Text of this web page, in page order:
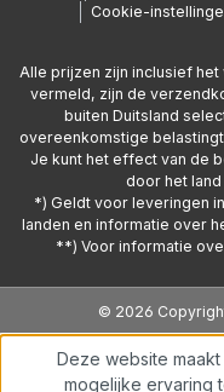
Cookie-
Alle prijzen zijn inclusief
vermeld, zijn de
buiten Duitsland
overeenkomstige
Je kunt het effect van de
door het
*) Geldt voor leveringen
landen en informatie over
**) Voor informatie
© 2026
Deze website
mogelijke ervaring